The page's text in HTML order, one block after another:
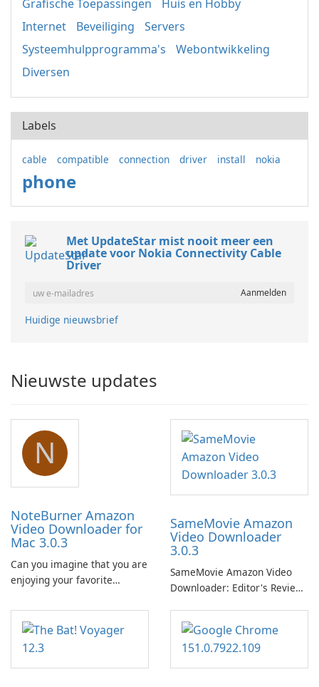
Grafische Toepassingen
Huis en Hobby
Internet
Beveiliging
Servers
Systeemhulpprogramma's
Webontwikkeling
Diversen
Labels
cable compatible connection driver install nokia
phone
Met UpdateStar mist nooit meer een
update voor Nokia Connectivity Cable
Driver
Huidige nieuwsbrief
Nieuwste updates
N
NoteBurner Amazon
Video Downloader for
Mac 3.0.3
Can you imagine that you are
enjoying your favorite
lying on the beach, camping
in the woods or even during
your long commute to work
SameMovie Amazon
Video Downloader
3.0.3
SameMovie Amazon Video
Downloader: Editor's Review
Downloader is a desktop
utility for saving Amazon
Prime Video titles and other
Amazon web-player content